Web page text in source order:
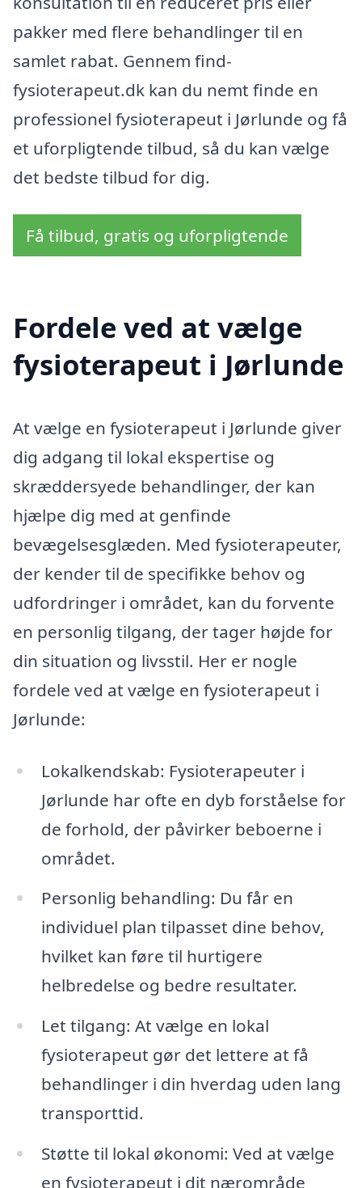
pakker med flere behandlinger til en
samlet rabat. Gennem find-
fysioterapeut.dk kan du nemt finde en
professionel fysioterapeut i Jørlunde og få
et uforpligtende tilbud, så du kan vælge
det bedste tilbud for dig.
Få tilbud, gratis og uforpligtende
Fordele ved at vælge
fysioterapeut i Jørlunde
At vælge en fysioterapeut i Jørlunde giver
dig adgang til lokal ekspertise og
skræddersyede behandlinger, der kan
hjælpe dig med at genfinde
bevægelsesglæden. Med fysioterapeuter,
der kender til de specifikke behov og
udfordringer i området, kan du forvente
en personlig tilgang, der tager højde for
din situation og livsstil. Her er nogle
fordele ved at vælge en fysioterapeut i
Jørlunde:
Lokalkendskab: Fysioterapeuter i
Jørlunde har ofte en dyb forståelse for
de forhold, der påvirker beboerne i
området.
Personlig behandling: Du får en
individuel plan tilpasset dine behov,
hvilket kan føre til hurtigere
helbredelse og bedre resultater.
Let tilgang: At vælge en lokal
fysioterapeut gør det lettere at få
behandlinger i din hverdag uden lang
transporttid.
Støtte til lokal økonomi: Ved at vælge
en fysioterapeut i dit nærområde